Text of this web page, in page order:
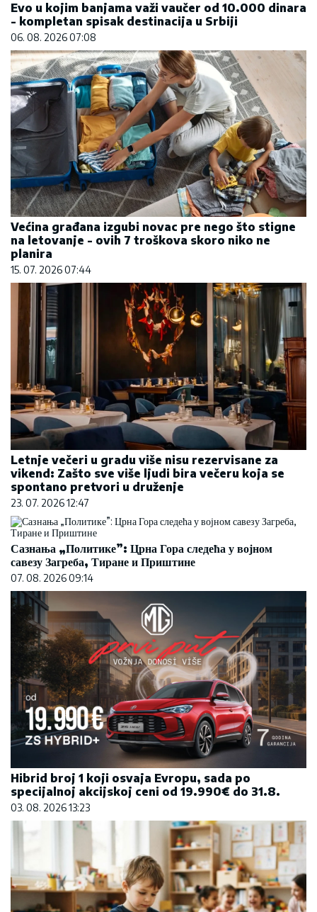
Evo u kojim banjama važi vaučer od 10.000 dinara
- kompletan spisak destinacija u Srbiji
06. 08. 2026 07:08
Većina građana izgubi novac pre nego što stigne
na letovanje - ovih 7 troškova skoro niko ne
planira
15. 07. 2026 07:44
Letnje večeri u gradu više nisu rezervisane za
vikend: Zašto sve više ljudi bira večeru koja se
spontano pretvori u druženje
23. 07. 2026 12:47
Сазнања „Политике”: Црна Гора следећа у војном
савезу Загреба, Тиране и Приштине
07. 08. 2026 09:14
Hibrid broj 1 koji osvaja Evropu, sada po
specijalnoj akcijskoj ceni od 19.990€ do 31.8.
03. 08. 2026 13:23